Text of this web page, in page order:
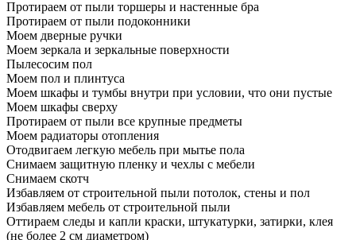
Протираем от пыли торшеры и настенные бра
Протираем от пыли подоконники
Моем дверные ручки
Моем зеркала и зеркальные поверхности
Пылесосим пол
Моем пол и плинтуса
Моем шкафы и тумбы внутри при условии, что они пустые
Моем шкафы сверху
Протираем от пыли все крупные предметы
Моем радиаторы отопления
Отодвигаем легкую мебель при мытье пола
Снимаем защитную пленку и чехлы с мебели
Снимаем скотч
Избавляем от строительной пыли потолок, стены и пол
Избавляем мебель от строительной пыли
Оттираем следы и капли краски, штукатурки, затирки, клея
(не более 2 см диаметром)